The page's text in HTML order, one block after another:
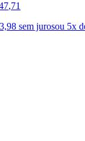
,71
sem jurosou 5x